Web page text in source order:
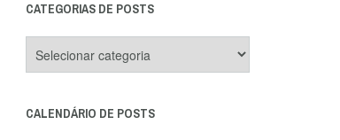
CATEGORIAS DE POSTS
de
CALENDÁRIO DE POSTS